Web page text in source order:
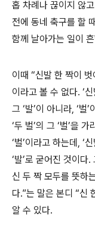
홉 차례나 끊이지 않
전에 동네 축구를 할
함께 날아가는 일이
이때 “신발 한 짝이
이라고 볼 수 없다. ‘신
그 ‘발’이 아니라, ‘벌
‘두 벌’의 그 ‘벌’을
‘벌’이라고 하는데, ‘
‘발’로 굳어진 것이다
신 두 짝 모두를 뜻하
다.”는 말은 본디 “신
알 수 있다.